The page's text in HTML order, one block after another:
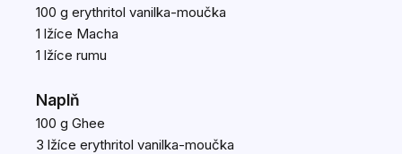
100 g erythritol vanilka-moučka
1 lžíce Macha
1 lžíce rumu
Naplň
100 g Ghee
3 lžíce erythritol vanilka-moučka